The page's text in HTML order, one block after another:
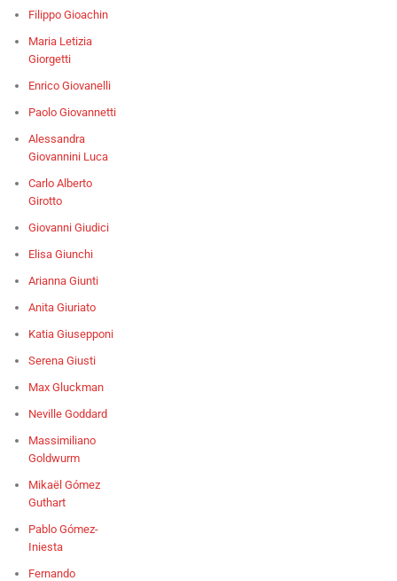
Filippo Gioachin
Maria Letizia
Giorgetti
Enrico Giovanelli
Paolo Giovannetti
Alessandra
Giovannini Luca
Carlo Alberto
Girotto
Giovanni Giudici
Elisa Giunchi
Arianna Giunti
Anita Giuriato
Katia Giusepponi
Serena Giusti
Max Gluckman
Neville Goddard
Massimiliano
Goldwurm
Mikaël Gómez
Guthart
Pablo Gómez-
Iniesta
Fernando